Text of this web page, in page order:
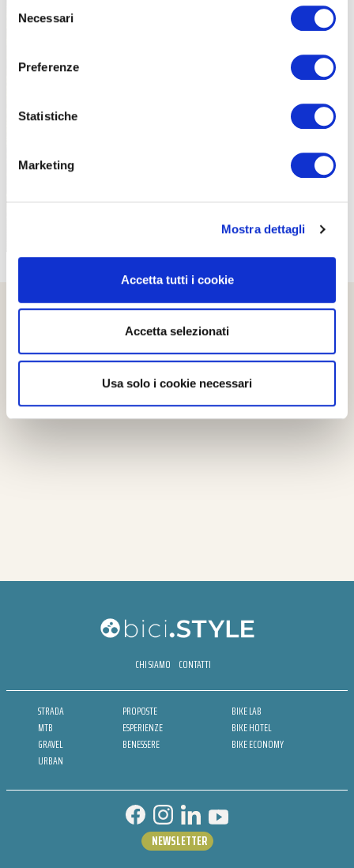
delNecessari
Preferenze
Statistiche
Marketing
Mostra dettagli
Accetta tutti i cookie
Accetta selezionati
Usa solo i cookie necessari
CHI SIAMO CONTATTI
STRADA
MTB
GRAVEL
URBAN
PROPOSTE
ESPERIENZE
BENESSERE
BIKE LAB
BIKE HOTEL
BIKE ECONOMY
NEWSLETTER